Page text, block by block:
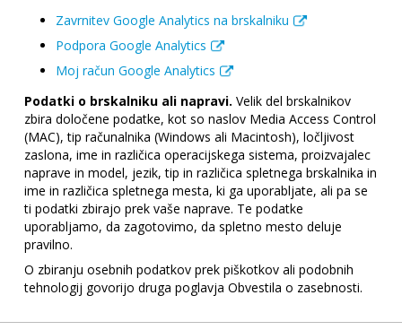
Zavrnitev Google Analytics na brskalniku
Podpora Google Analytics
Moj račun Google Analytics
Podatki o brskalniku ali napravi. Velik del brskalnikov
zbira določene podatke, kot so naslov Media Access Control
(MAC), tip računalnika (Windows ali Macintosh), ločljivost
zaslona, ime in različica operacijskega sistema, proizvajalec
naprave in model, jezik, tip in različica spletnega brskalnika in
ime in različica spletnega mesta, ki ga uporabljate, ali pa se
ti podatki zbirajo prek vaše naprave. Te podatke
uporabljamo, da zagotovimo, da spletno mesto deluje
pravilno.
O zbiranju osebnih podatkov prek piškotkov ali podobnih
tehnologij govorijo druga poglavja Obvestila o zasebnosti.